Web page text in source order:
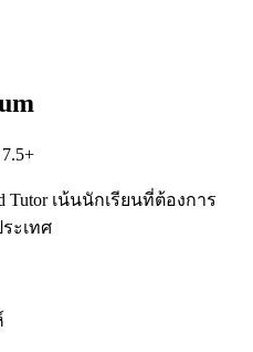
Tutor เน้นนักเรียนที่ต้องการ
ะเทศ